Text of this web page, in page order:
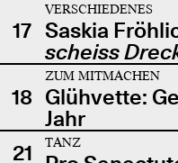
17
VERSCHIEDENES
Saskia
scheiss
18
ZUM MITMACHEN
Glühvette:
Jahr
21
TANZ